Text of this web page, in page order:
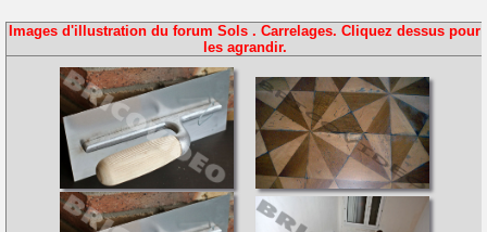
Images d'illustration du forum Sols . Carrelages. Cliquez dessus pour
les agrandir.